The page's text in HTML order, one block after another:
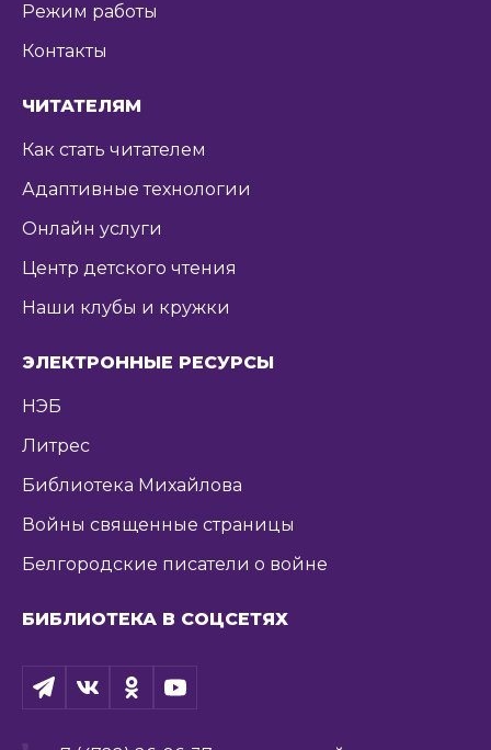
Режим работы
Контакты
ЧИТАТЕЛЯМ
Как стать читателем
Адаптивные технологии
Онлайн услуги
Центр детского чтения
Наши клубы и кружки
ЭЛЕКТРОННЫЕ РЕСУРСЫ
НЭБ
Литрес
Библиотека Михайлова
Войны священные страницы
Белгородские писатели о войне
БИБЛИОТЕКА В СОЦСЕТЯХ